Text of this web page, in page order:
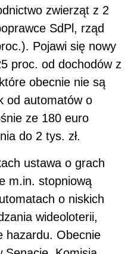
zwierząt z 2
SdPl, rząd
Pojawi się nowy
proc. od dochodów z
obecnie nie są
od automatów o
ze 180 euro
do 2 tys. zł.
ustawa o grach
m.in. stopniową
o niskich
wideoloterii,
hazardu. Obecnie